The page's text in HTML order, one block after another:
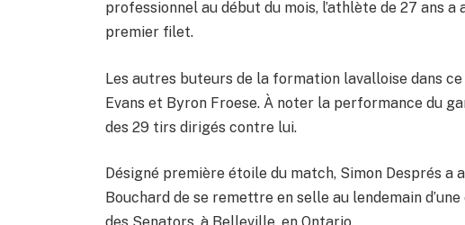
professionnel au début du mois, l’athlète de 27 ans a
premier filet.
Les autres buteurs de la formation lavalloise dans
Evans et Byron Froese. À noter la performance du
des 29 tirs dirigés contre lui.
Désigné première étoile du match, Simon Després a
Bouchard de se remettre en selle au lendemain